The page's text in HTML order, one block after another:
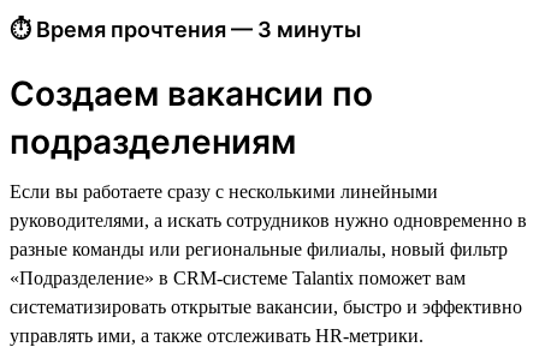
⏱ Время прочтения — 3 минуты
Создаем вакансии по
подразделениям
Если вы работаете сразу с несколькими линейными
руководителями, а искать сотрудников нужно одновременно в
разные команды или региональные филиалы, новый фильтр
«Подразделение» в CRM-системе Talantix поможет вам
систематизировать открытые вакансии, быстро и эффективно
управлять ими, а также отслеживать HR-метрики.